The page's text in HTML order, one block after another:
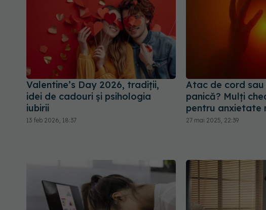
Valentine’s Day 2026, tradiții,
idei de cadouri și psihologia
iubirii
13 feb 2026, 18:37
Atac de cord
panică? Mulți
pentru anxietate
27 mai 2025, 22:39